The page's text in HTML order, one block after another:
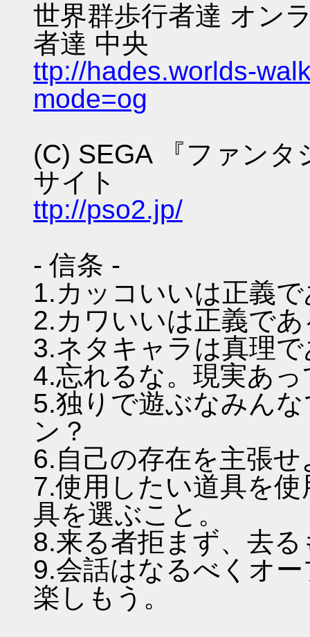
世界群歩行者達 オン
者達 中央
ttp://hades.worlds-
mode=og
(C) SEGA 『ファン
サイト
ttp://pso2.jp/
- 信条 -
1.カッコいいは正義
2.カワいいは正義で
3.ネタキャラは真理
4.忘れるな。現実あ
5.独りで遊ぶなみん
ン？
6.自己の存在を主張
7.使用したい道具を
具を選ぶこと。
8.来る者拒まず、去
9.会話はなるべくオ
楽しもう。